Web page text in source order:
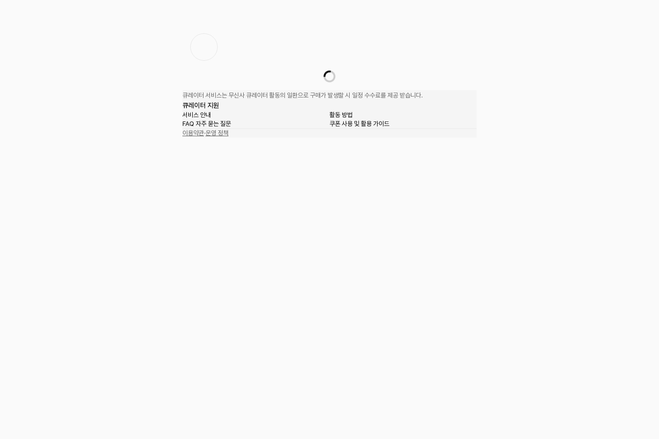
큐레이터 서비스는 무신사 큐레이터 활동의 일환으로 구매가 발생할 시 일정 수수료를 제공 받습니다.
큐레이터 지원
서비스 안내
활동 방법
FAQ 자주 묻는 질문
쿠폰 사용 및 활용 가이드
이용약관·운영 정책